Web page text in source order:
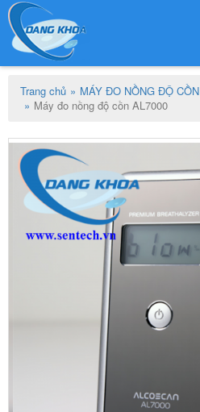
Trang chủ
MÁY ĐO NỒNG ĐỘ CỒN
Máy đo nồng độ cồn AL7000